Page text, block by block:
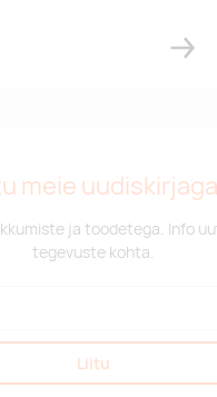
Tarnija laos:
Tarnija laos:
meie uudiskirjaga
ja toodetega. Info
tegevuste kohta.
Liitu